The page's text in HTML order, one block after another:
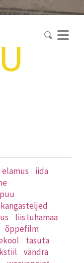
elamus
iida
kangasteljed
liis luhamaa
õppefilm
tasuta
vändra